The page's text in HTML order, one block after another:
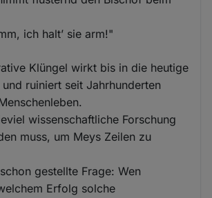
ich halt’ sie arm!"
Klüngel wirkt bis in die heutige
ruiniert seit Jahrhunderten
wissenschaftliche Forschung
muss, um Meys Zeilen zu
gestellte Frage: Wen
Erfolg solche